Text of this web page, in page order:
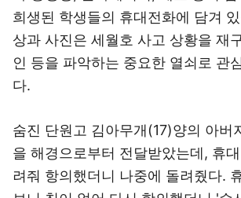
희생된 학생들의 휴대전화에 담겨
상과 사진은 세월호 사고 상황을 재
인 등을 파악하는 중요한 열쇠로 관
다.
숨진 단원고 김아무개(17)양의 아버
을 해경으로부터 전달받았는데, 휴
려줘 항의했더니 나중에 돌려줬다.